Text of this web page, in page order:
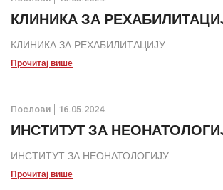
КЛИНИКА ЗА
КЛИНИКА ЗА РЕХАБИЛИТАЦИЈУ
Прочитај више
Послови 16.05.2024.
ИНСТИТУТ ЗА
ИНСТИТУТ ЗА НЕОНАТОЛОГИЈУ
Прочитај више